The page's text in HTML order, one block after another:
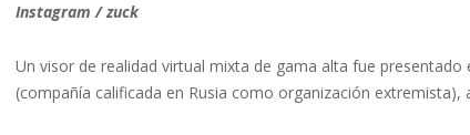
Instagram / zuck
Un visor de realidad virtual mixta de gama alta fue
(compañía calificada en Rusia como organización